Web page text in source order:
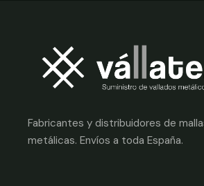
Fabricantes y distribuidores de
metálicas. Envíos a toda España.